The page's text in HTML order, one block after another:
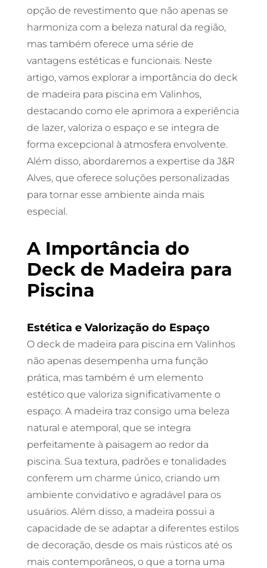
opção de revestimento que não apenas se
harmoniza com a beleza natural da região,
mas também oferece uma série de
vantagens estéticas e funcionais. Neste
artigo, vamos explorar a importância do deck
de madeira para piscina em Valinhos,
destacando como ele aprimora a experiência
de lazer, valoriza o espaço e se integra de
forma excepcional à atmosfera envolvente.
Além disso, abordaremos a expertise da J&R
Alves, que oferece soluções personalizadas
para tornar esse ambiente ainda mais
especial.
A Importância do
Deck de Madeira para
Piscina
Estética e Valorização do Espaço
O deck de madeira para piscina em Valinhos
não apenas desempenha uma função
prática, mas também é um elemento
estético que valoriza significativamente o
espaço. A madeira traz consigo uma beleza
natural e atemporal, que se integra
perfeitamente à paisagem ao redor da
piscina. Sua textura, padrões e tonalidades
conferem um charme único, criando um
ambiente convidativo e agradável para os
usuários. Além disso, a madeira possui a
capacidade de se adaptar a diferentes estilos
de decoração, desde os mais rústicos até os
mais contemporâneos, o que a torna uma